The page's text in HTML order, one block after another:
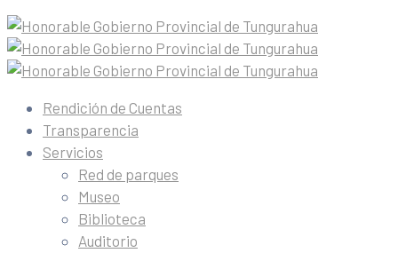
Rendición de Cuentas
Transparencia
Servicios
Red de parques
Museo
Biblioteca
Auditorio